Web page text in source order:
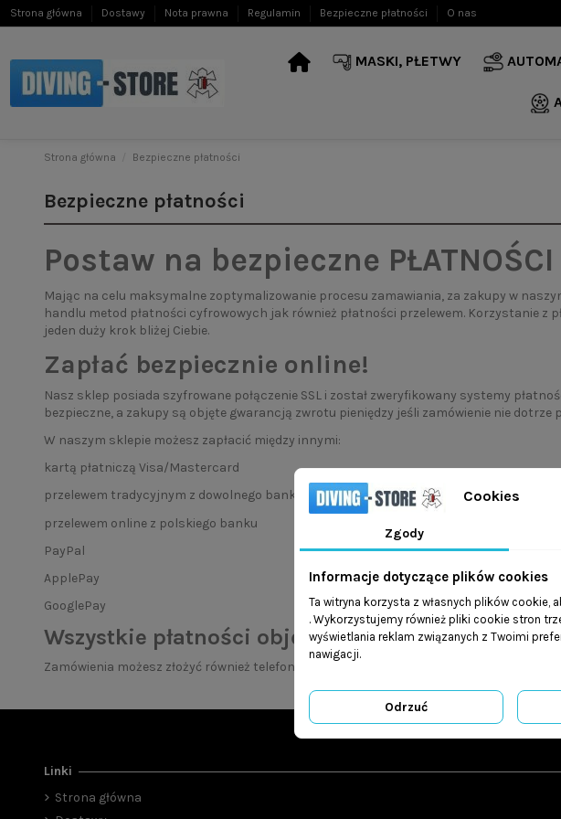
Strona główna Dostawy Nota prawna Regulamin Bezpieczne płatności O nas
MASKI, PŁETWY
Strona główna Bezpieczne płatności
Bezpieczne płatności
Postaw na bezpieczne PŁATNOŚCI
Mając na celu maksymalne zoptymalizowanie procesu zamawiania, za zakupy w
handlu metod płatności cyfrowowych jak również płatności przelewem. Korzystanie
jeden duży krok bliżej Ciebie.
Zapłać bezpiecznie online!
Nasz sklep posiada szyfrowane połączenie SSL i został zweryfikowany systemy
bezpieczne, a zakupy są objęte gwarancją zwrotu pieniędzy jeśli zamówienie nie dotrze
W naszym sklepie możesz zapłacić między innymi:
kartą płatniczą Visa/Mastercard
przelewem tradycyjnym z dowolnego banku
przelewem online z polskiego banku
PayPal
ApplePay
GooglePay
Wszystkie płatności objęte są Gwarancją
Zamówienia możesz złożyć również telefonicznie lub mailowo. Przejdź do zakładki
Linki
Strona główna
Cookies
Zgody
Informacje dotyczące plików cookies
Ta witryna korzysta z własnych plików
. Wykorzystujemy również pliki cookie stron
wyświetlania reklam związanych z Twoimi
nawigacji.
Odrzuć